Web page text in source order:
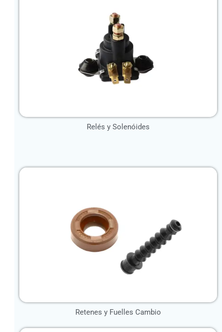
Relés y Solenóides
Retenes y Fuelles Cambio